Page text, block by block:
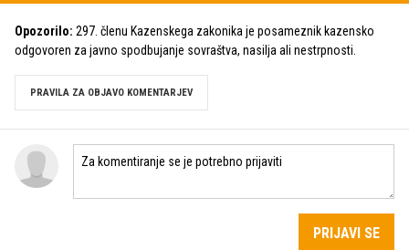
Opozorilo: 297. členu Kazenskega zakonika je posameznik kazensko
odgovoren za javno spodbujanje sovraštva, nasilja ali nestrpnosti.
PRAVILA ZA OBJAVO KOMENTARJEV
PRIJAVI SE